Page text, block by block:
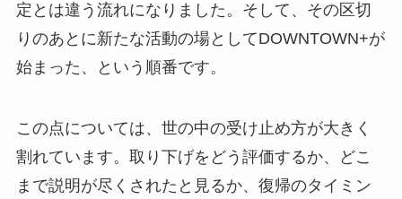
定とは違う流れになりました。そして、その区切
りのあとに新たな活動の場としてDOWNTOWN+が
始まった、という順番です。
この点については、世の中の受け止め方が大きく
割れています。取り下げをどう評価するか、どこ
まで説明が尽くされたと見るか、復帰のタイミン